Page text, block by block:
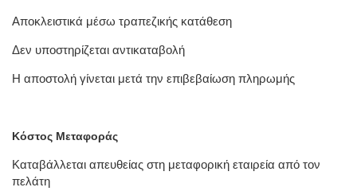
Αποκλειστικά μέσω τραπεζικής κατάθεση
Δεν υποστηρίζεται αντικαταβολή
Η αποστολή γίνεται μετά την επιβεβαίωση πληρωμής
Κόστος Μεταφοράς
Καταβάλλεται απευθείας στη μεταφορική εταιρεία από τον
πελάτη